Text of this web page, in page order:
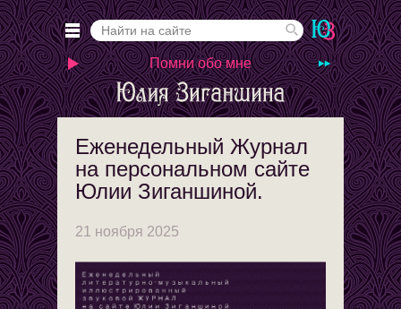
Помни обо мне
Еженедельный Журнал
на персональном сайте
Юлии Зиганшиной.
21 ноября 2025